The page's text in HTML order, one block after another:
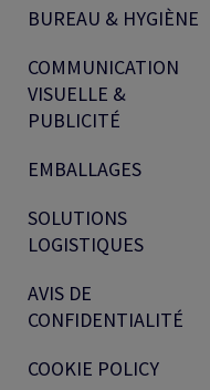
BUREAU & HYGIÈNE
COMMUNICATION
VISUELLE &
PUBLICITÉ
EMBALLAGES
SOLUTIONS
LOGISTIQUES
AVIS DE
CONFIDENTIALITÉ
COOKIE POLICY